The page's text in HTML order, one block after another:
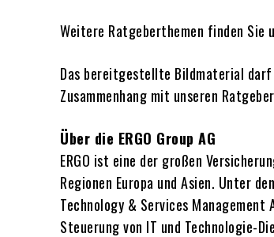
Weitere Ratgeberthemen finden
Das bereitgestellte Bildmaterial darf
Zusammenhang mit unseren
Über die ERGO Group AG
ERGO ist eine der großen
Regionen Europa und Asien. Unter
Technology & Services
Steuerung von IT und Technologie-